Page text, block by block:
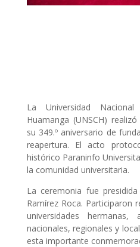
La Universidad
Huamanga (UNSCH)
su 349.º aniversario de
reapertura. El acto
histórico Paraninfo
la comunidad universitaria.
La ceremonia fue
Ramírez Roca. Participaron
universidades hermanas,
nacionales, regionales y
esta importante